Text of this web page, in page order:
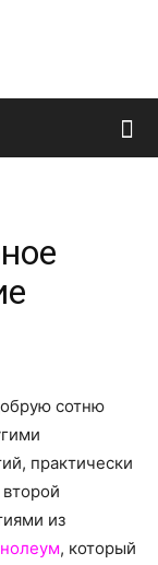
сотню
практически
из
, который